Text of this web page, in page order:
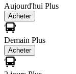
Aujourd'hui Plus
Acheter
Demain Plus
Acheter